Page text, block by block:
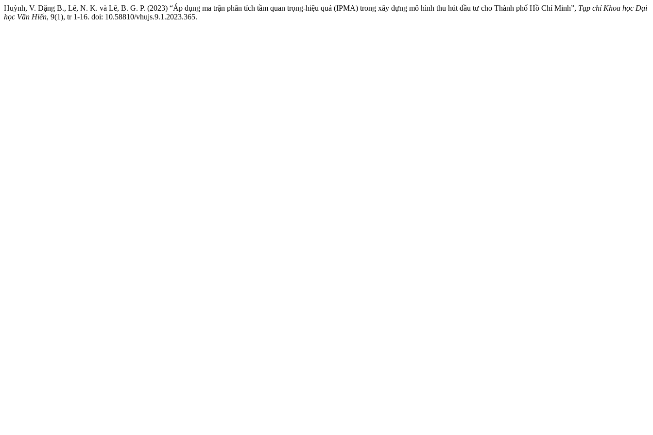
Huỳnh, V. Đặng B., Lê, N. K. và Lê, B. G. P. (2023) “Áp dụng ma trận phân tích tầm quan trọng-hiệu quả (IPMA) trong xây dựng mô hình thu hút đầu tư cho Thành phố Hồ Chí Minh”, Tạp chí Khoa học Đại
học Văn Hiến, 9(1), tr 1-16. doi: 10.58810/vhujs.9.1.2023.365.